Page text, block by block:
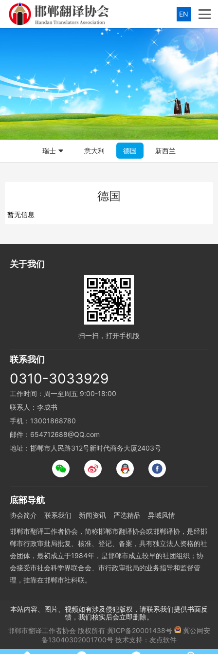
EN
瑞士 意大利 德国 新西兰
德国
暂无信息
关于我们
扫一扫，打开手机版
联系我们
0310-3033929
工作时间：周一至周五 9:00-18:00
联系人：李成书
手机：13001868780
邮件：654712688@QQ.com
地址：邯郸市人民路312号新时代商务大厦2403号
底部导航
协会简介 联系我们 新闻资讯 严选精品
异域风情
邯郸市翻译工作者协会，简称邯郸市翻译协会或邯郸译协，是经邯
郸市行政审批局批复、核准、登记、备案，具有独立法人资格的社
会团体，最初成立于1984年，是邯郸市成立较早的社团组织；协
会接受市社会科学界联合会、市行政审批局的业务指导和监督管
理，挂靠在邯郸市社科联。
本站内容、图片、视频如有涉及侵犯版权，请联系我们提供书面反
馈，我们核实后会立即删除。
邯郸市翻译工作者协会 版权所有冀ICP备20001438号
冀公网安
备13040302001700号 技术支持： 友点软件